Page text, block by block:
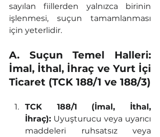
sayılan fiillerden yalnızca birinin
işlenmesi, suçun tamamlanması
için yeterlidir.
A. Suçun Temel Halleri:
İmal, İthal, İhraç ve Yurt İçi
Ticaret (TCK 188/1 ve 188/3)
TCK 188/1 (İmal, İthal,
İhraç): Uyuşturucu veya uyarıcı
maddeleri ruhsatsız veya